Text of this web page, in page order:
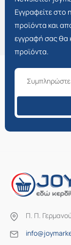
Εγγραφείτε στο
προϊόντα και
εγγραφή σας θα
προϊόντα.
Π. Π.